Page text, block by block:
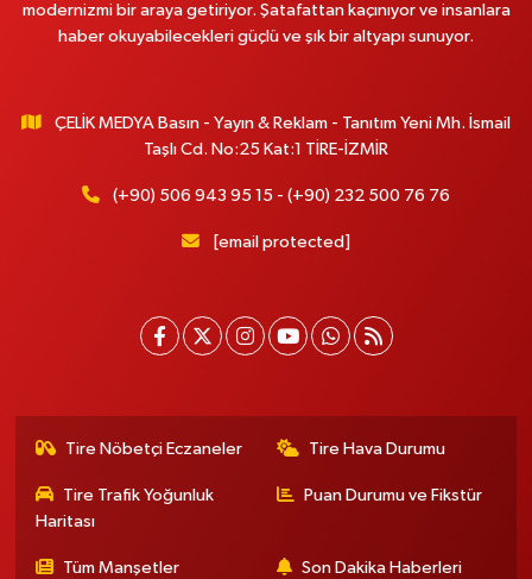
modernizmi bir araya getiriyor. Şatafattan kaçınıyor ve insanlara
haber okuyabilecekleri güçlü ve şık bir altyapı sunuyor.
ÇELİK MEDYA Basın - Yayın & Reklam - Tanıtım Yeni Mh. İsmail
Taşlı Cd. No:25 Kat:1 TİRE-İZMİR
(+90) 506 943 95 15 - (+90) 232 500 76 76
[email protected]
Tire Nöbetçi Eczaneler Tire Hava Durumu
Tire Trafik Yoğunluk
Haritası
Puan Durumu ve Fikstür
Tüm Manşetler Son Dakika Haberleri